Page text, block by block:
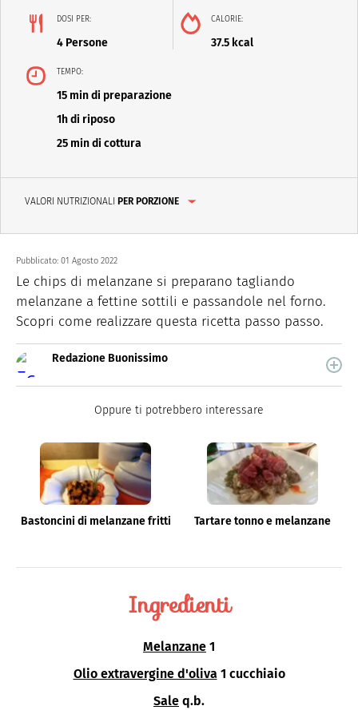
DOSI PER:
4 Persone
CALORIE:
37.5 kcal
TEMPO:
15 min di preparazione
1h di riposo
25 min di cottura
VALORI NUTRIZIONALI PER PORZIONE
Pubblicato: 01 Agosto 2022
Le chips di melanzane si preparano tagliando
melanzane a fettine sottili e passandole nel forno.
Scopri come realizzare questa ricetta passo passo.
Redazione Buonissimo
quale trovi idee veloci, facili e spiegate passo passo.
Oppure ti potrebbero interessare
Bastoncini di melanzane fritti Tartare tonno e melanzane
Ingredienti
Melanzane 1
Olio extravergine d'oliva 1 cucchiaio
Sale q.b.